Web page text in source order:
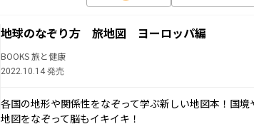
地球のなぞり方 旅地図 ヨーロッパ編
BOOKS 旅と健康
2022.10.14 発売
各国の地形や関係性をなぞって学ぶ新しい地図本！国
地図をなぞって脳もイキイキ！